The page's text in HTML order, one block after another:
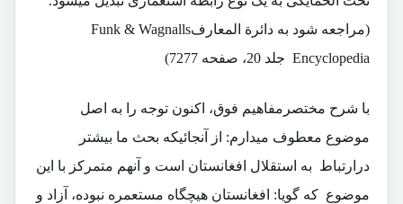
(مراجعه شود به دائرة المعارفFunk & Wagnalls
Encyclopedia جلد 20، صفحه 7277)
با شرح مختصرمفاهیم فوق، اکنون توجه را به اصل
موضوع معطوف میدارم: از آنجائیکه بحث ما بیشتر
درارتباط به استقلال افغانستان است و آنهم متمرکز با این
موضوع که گویا: افغانستان هیچگاه مستعمره نبوده، آزاد و